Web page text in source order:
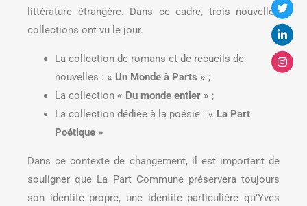
littérature étrangère. Dans ce cadre, trois nouvelles
collections ont vu le jour.
La collection de romans et de recueils de
nouvelles : « Un Monde à Parts » ;
La collection « Du monde entier » ;
La collection dédiée à la poésie : « La Part
Poétique »
Dans ce contexte de changement, il est important de
souligner que La Part Commune préservera toujours
son identité propre, une identité particulière qu’Yves